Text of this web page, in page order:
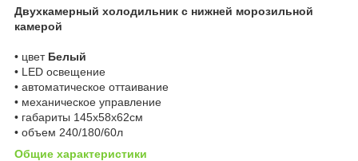
Двухкамерный холодильник с нижней морозильной
камерой
• цвет Белый
• LED освещение
• автоматическое оттаивание
• механическое управление
• габариты 145x58x62см
• объем 240/180/60л
Общие характеристики